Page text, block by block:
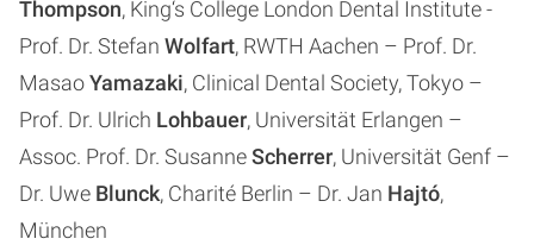
Thompson, King‘s College London Dental Institute -
Prof. Dr. Stefan Wolfart, RWTH Aachen – Prof. Dr.
Masao Yamazaki, Clinical Dental Society, Tokyo –
Prof. Dr. Ulrich Lohbauer, Universität Erlangen –
Assoc. Prof. Dr. Susanne Scherrer, Universität Genf –
Dr. Uwe Blunck, Charité Berlin – Dr. Jan Hajtó,
München